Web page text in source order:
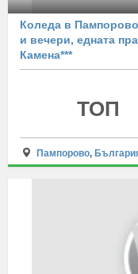
Коледа в
и вечери, едната
Камена***
ТОП
Пампорово,